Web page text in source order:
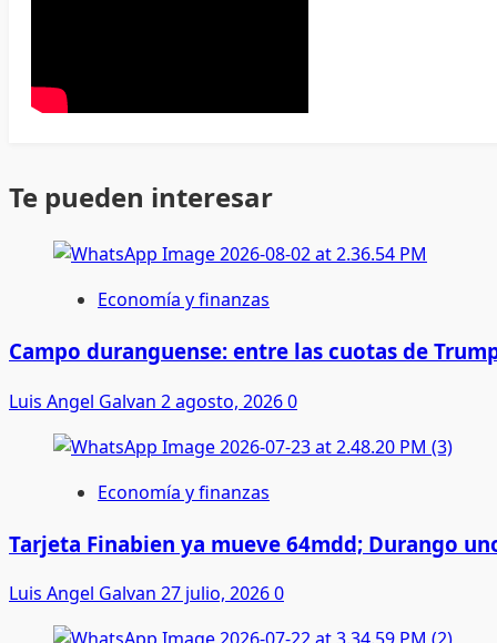
Te pueden interesar
Economía y finanzas
Campo duranguense: entre las cuotas de
Luis Angel Galvan 2 agosto, 20260
Economía y finanzas
Tarjeta Finabien ya mueve 64mdd; Durango
Luis Angel Galvan 27 julio, 20260